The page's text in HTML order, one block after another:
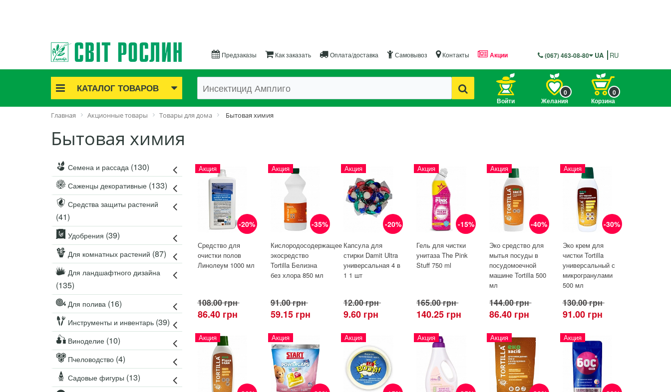
Предзаказы Как заказать Оплата/доставка Самовывоз Контакты Акции (067) 463-08-80 UA RU
КАТАЛОГ ТОВАРОВ
Акционные товары
Саженцы роз
Семенной картофель
Семена и рассада
Саженцы декоративные
Для комнатных растений
Для ландшафтного дизайна
Инструменты и инвентарь
Виноделие
Пчеловодство
Садовые фигуры
Мицелий грибов
Товары для дома
Теплицы и укрывной материал
Луковичные и клубни
Войти Желания
0
Корзина
0
Главная Акционные товары Товары для дома Бытовая химия
Бытовая химия
Семена и рассада (130)
Саженцы декоративные (133)
Средства защиты растений
(41)
Удобрения (39)
Для комнатных растений (87)
Для ландшафтного дизайна
(135)
Для полива (16)
Инструменты и инвентарь (39)
Виноделие (10)
Пчеловодство (4)
Садовые фигуры (13)
-20%
Акция
Средство для
очистки полов
Линолеум 1000 мл
108.00 грн
86.40 грн
-35%
Акция
Кислородосодержащее
экосредство
Tortilla Белизна
без хлора 850 мл
91.00 грн
59.15 грн
-20%
Акция
Капсула для
стирки Damit Ultra
универсальная 4 в
1 1 шт
12.00 грн
9.60 грн
-15%
Акция
Гель для чистки
унитаза The Pink
Stuff 750 ml
165.00 грн
140.25 грн
-40%
Акция
Эко средство для
мытья посуды в
посудомоечной
машине Tortilla 500
мл
144.00 грн
86.40 грн
-30%
Акция
Эко крем для
чистки Tortilla
универсальный с
микрогранулами
500 мл
130.00 грн
91.00 грн
Акция Акция Акция Акция Акция Акция